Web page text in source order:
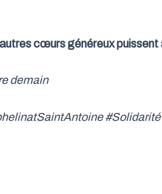
cœurs généreux puissent
demain